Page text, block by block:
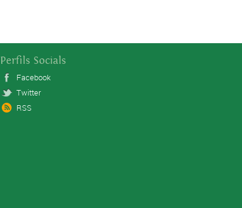
Perfils Socials
Facebook
Twitter
RSS